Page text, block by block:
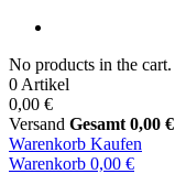
No products in the cart.
0 Artikel
0,00 €
Versand Gesamt 0,00 €
Warenkorb Kaufen
Warenkorb 0,00 €